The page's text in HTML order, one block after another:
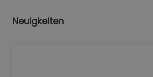
Neuigkeiten